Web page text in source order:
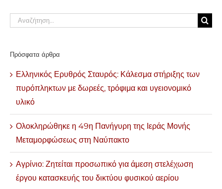
Αναζήτηση
Πρόσφατα άρθρα
Ελληνικός Ερυθρός Σταυρός: Κάλεσμα στήριξης των
πυρόπληκτων με δωρεές, τρόφιμα και υγειονομικό
υλικό
Ολοκληρώθηκε η 49η Πανήγυρη της Ιεράς Μονής
Μεταμορφώσεως στη Ναύπακτο
Αγρίνιο: Ζητείται προσωπικό για άμεση στελέχωση
έργου κατασκευής του δικτύου φυσικού αερίου